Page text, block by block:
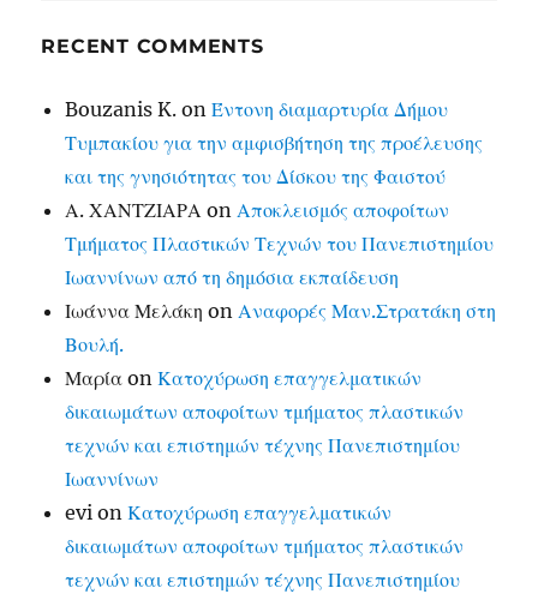
RECENT COMMENTS
Bouzanis K. onΈντονη διαμαρτυρία Δήμου
Τυμπακίου για την αμφισβήτηση της προέλευσης
και της γνησιότητας του Δίσκου της Φαιστού
Α. ΧΑΝΤΖΙΑΡΑ onΑποκλεισμός αποφοίτων
Τμήματος Πλαστικών Τεχνών του Πανεπιστημίου
Ιωαννίνων από τη δημόσια εκπαίδευση
Ιωάννα Μελάκη onΑναφορές Μαν.Στρατάκη στη
Βουλή.
Μαρία onΚατοχύρωση επαγγελματικών
δικαιωμάτων αποφοίτων τμήματος πλαστικών
τεχνών και επιστημών τέχνης Πανεπιστημίου
Ιωαννίνων
evi onΚατοχύρωση επαγγελματικών
δικαιωμάτων αποφοίτων τμήματος πλαστικών
τεχνών και επιστημών τέχνης Πανεπιστημίου